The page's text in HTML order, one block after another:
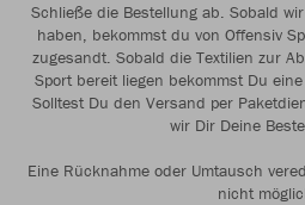
Schließe die Bestellung ab. Sobald
haben, bekommst du von Offensiv
zugesandt. Sobald die Textilien zur
Sport bereit liegen bekommst Du
Solltest Du den Versand per
wir Dir Deine
Eine Rücknahme oder Umtausch
nicht